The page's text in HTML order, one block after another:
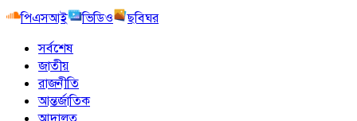
পিএসআই
ভিডিও
ছবিঘর
সর্বশেষ
জাতীয়
রাজনীতি
আন্তর্জাতিক